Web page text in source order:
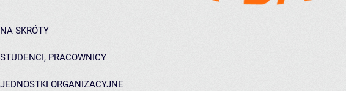
NA SKRÓTY
STUDENCI, PRACOWNICY
JEDNOSTKI ORGANIZACYJNE